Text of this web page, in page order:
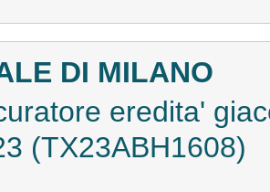
DI MILANO
eredita'
(TX23ABH1608)